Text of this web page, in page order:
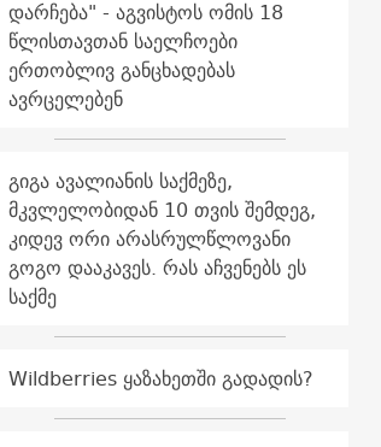
დარჩება" - აგვისტოს ომის 18
წლისთავთან საელჩოები
ერთობლივ განცხადებას
ავრცელებენ
გიგა ავალიანის საქმეზე,
მკვლელობიდან 10 თვის შემდეგ,
კიდევ ორი არასრულწლოვანი
გოგო დააკავეს. რას აჩვენებს ეს
საქმე
Wildberries ყაზახეთში გადადის?